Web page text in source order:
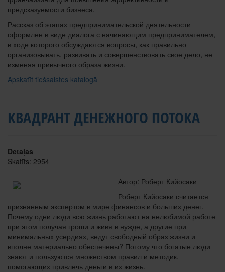
предсказуемости бизнеса.
Рассказ об этапах предпринимательской деятельности
оформлен в виде диалога с начинающим предпринимателем,
в ходе которого обсуждаются вопросы, как правильно
организовывать, развивать и совершенствовать свое дело, не
изменяя привычного образа жизни.
Apskatīt tiešsaistes katalogā
КВАДРАНТ ДЕНЕЖНОГО ПОТОКА
Detaļas
Skatīts: 2954
Автор: Роберт Кийосаки
Роберт Кийосаки считается
признанным экспертом в мире финансов и больших денег.
Почему одни люди всю жизнь работают на нелюбимой работе
при этом получая гроши и живя в нужде, а другие при
минимальных усердиях, ведут свободный образ жизни и
вполне материально обеспечены? Потому что богатые люди
знают и пользуются множеством правил и методик,
помогающих привлечь деньги в их жизнь.